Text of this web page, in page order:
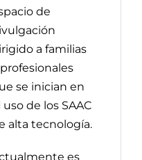
de
a familias
se inician en
uso de los SAAC
alta tecnología.
es